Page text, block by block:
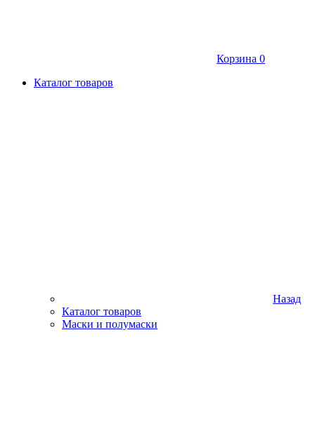
Корзина 0
Каталог товаров
Назад
Каталог товаров
Маски и полумаски